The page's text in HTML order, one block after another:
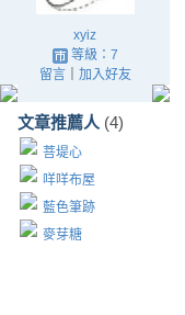
xyiz
等級：7
留言｜ 加入好友
文章推薦人 (4)
菩堤心
咩咩布屋
藍色筆跡
麥芽糖